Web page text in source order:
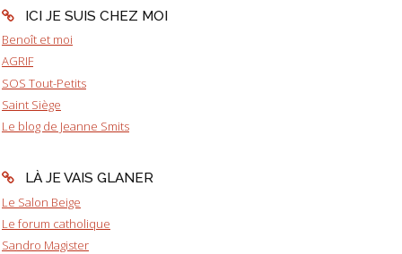
ICI JE SUIS CHEZ MOI
Benoît et moi
AGRIF
SOS Tout-Petits
Saint Siège
Le blog de Jeanne Smits
LÀ JE VAIS GLANER
Le Salon Beige
Le forum catholique
Sandro Magister